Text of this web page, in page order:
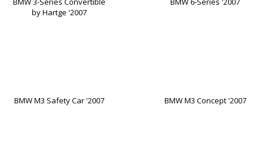
by Hartge '2007
BMW M3 Safety Car '2007 BMW M3 Concept '2007